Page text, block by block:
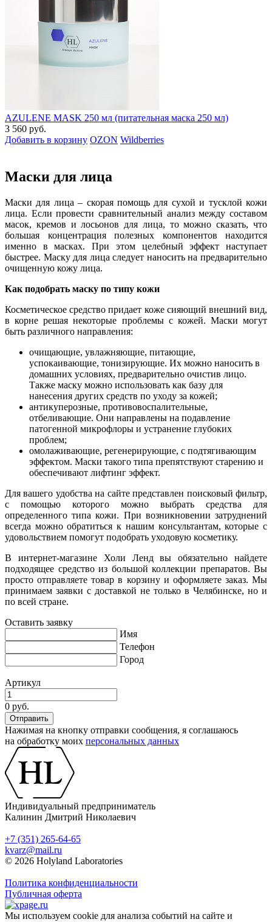
AZULENE MASK 250 мл (питательная маска 250 мл)
3 560 руб.
Добавить в корзину OZON Wildberries
Маски для лица
Маски для лица – скорая помощь для сухой и тусклой кожи
лица. Если провести сравнительный анализ между составом
масок, кремов и лосьонов для лица, то можно сказать, что
большая концентрация полезных компонентов находится
именно в масках. При этом целебный эффект наступает
быстрее. Маску для лица следует наносить на предварительно
очищенную кожу лица.
Как подобрать маску по типу кожи
Косметическое средство придает коже сияющий внешний вид,
в корне решая некоторые проблемы с кожей. Маски могут
быть различного направления:
очищающие, увлажняющие, питающие,
успокаивающие, тонизирующие. Их можно наносить в
домашних условиях, предварительно очистив лицо.
Также маску можно использовать как базу для
нанесения других средств по уходу за кожей;
антикуперозные, противовоспалительные,
отбеливающие. Они направлены на подавление
патогенной микрофлоры и устранение глубоких
проблем;
омолаживающие, регенерирующие, с подтягивающим
эффектом. Маски такого типа препятствуют старению и
обеспечивают лифтинг эффект.
Для вашего удобства на сайте представлен поисковый фильтр,
с помощью которого можно выбрать средства для
определенного типа кожи. При возникновении затруднений
всегда можно обратиться к нашим консультантам, которые с
удовольствием помогут подобрать уходовую косметику.
В интернет-магазине Холи Ленд вы обязательно найдете
подходящее средство из большой коллекции препаратов. Вы
просто отправляете товар в корзину и оформляете заказ. Мы
принимаем заявки с доставкой не только в Челябинске, но и
по всей стране.
Оставить заявку
Имя
Телефон
Город
Артикул
0 руб.
Нажимая на кнопку отправки сообщения, я соглашаюсь
на обработку моих персональных данных
Индивидуальный предприниматель
Калинин Дмитрий Николаевич
+7 (351) 265-64-65
kvarz@mail.ru
© 2026 Holyland Laboratories
Политика конфиденциальности
Публичная оферта
Мы используем cookie для анализа событий на сайте и